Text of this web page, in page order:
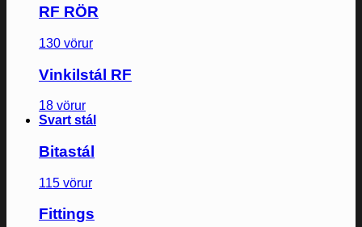
RF RÖR
130 vörur
Vinkilstál RF
18 vörur
Svart stál
Bitastál
115 vörur
Fittings